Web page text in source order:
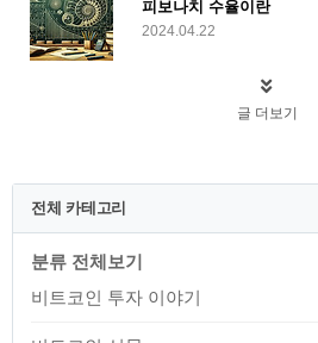
피보나치 수율이란
2024.04.22
글 더보기
전체 카테고리
분류 전체보기
비트코인 투자 이야기